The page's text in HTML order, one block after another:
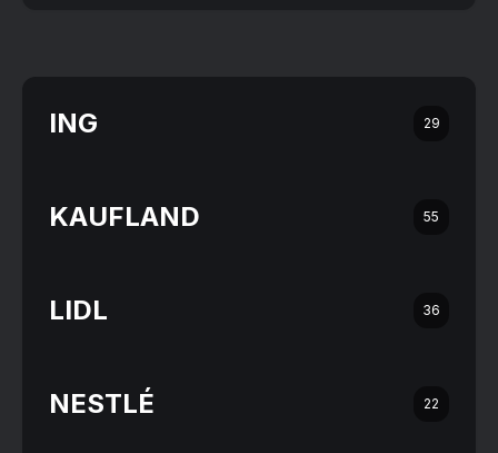
ING 29
KAUFLAND 55
LIDL 36
NESTLÉ 22